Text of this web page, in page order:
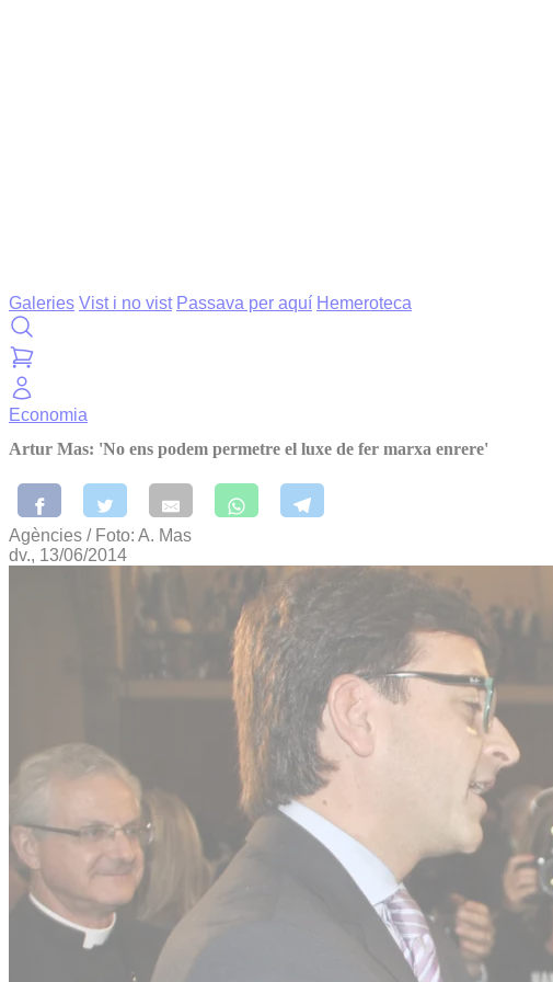
Galeries Vist i no vist Passava per aquí Hemeroteca
Economia
Artur Mas: 'No ens podem permetre el luxe de fer marxa enrere'
Agències / Foto: A. Mas
dv., 13/06/2014